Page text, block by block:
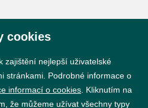
cookies
zajištění nejlepší uživatelské
stránkami. Podrobné informace o
informací o cookies . Kliknutím na
že můžeme užívat všechny typy